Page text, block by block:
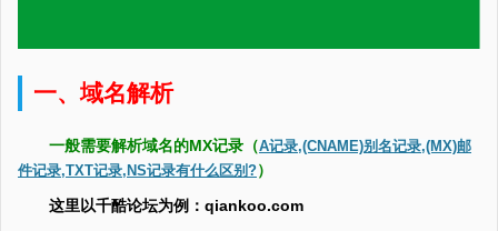
一、域名解析
一般需要解析域名的MX记录（A记录,(CNAME)别名记录,(MX)邮
件记录,TXT记录,NS记录有什么区别?）
这里以千酷论坛为例：qiankoo.com